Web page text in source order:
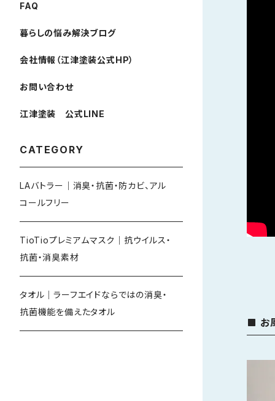
お
FAQ
暮らしの悩み解決ブログ
会社情報（江津塗装公式HP）
お問い合わせ
江津塗装 公式LINE
CATEGORY
LAバトラー｜消臭・抗菌・防カビ、アル
コールフリー
TioTioプレミアムマスク｜抗ウイルス・
抗菌・消臭素材
タオル｜ラーフエイドならではの消臭・
抗菌機能を備えたタオル